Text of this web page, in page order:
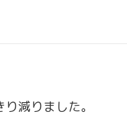
減りました。